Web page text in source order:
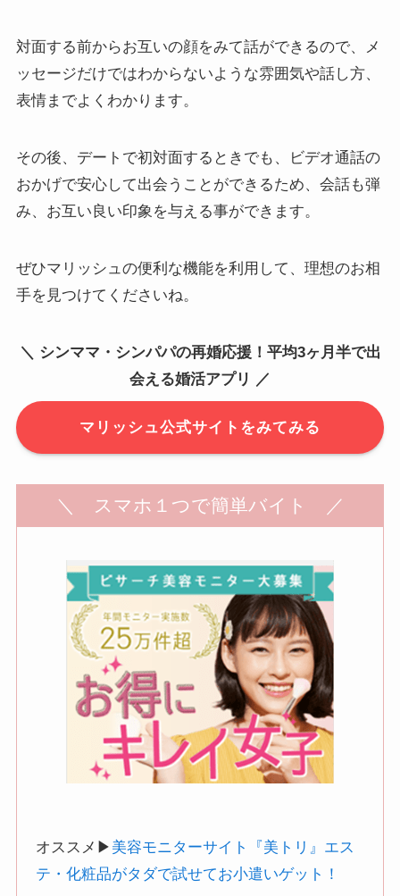
対面する前からお互いの顔をみて話ができるので、メ
ッセージだけではわからないような雰囲気や話し方、
表情までよくわかります。
その後、デートで初対面するときでも、ビデオ通話の
おかげで安心して出会うことができるため、会話も弾
み、お互い良い印象を与える事ができます。
ぜひマリッシュの便利な機能を利用して、理想のお相
手を見つけてくださいね。
＼ シンママ・シンパパの再婚応援！平均3ヶ月半で出
会える婚活アプリ ／
マリッシュ公式サイトをみてみる
＼ スマホ１つで簡単バイト ／
オススメ▶︎ 美容モニターサイト『美トリ』エス
テ・化粧品がタダで試せてお小遣いゲット！